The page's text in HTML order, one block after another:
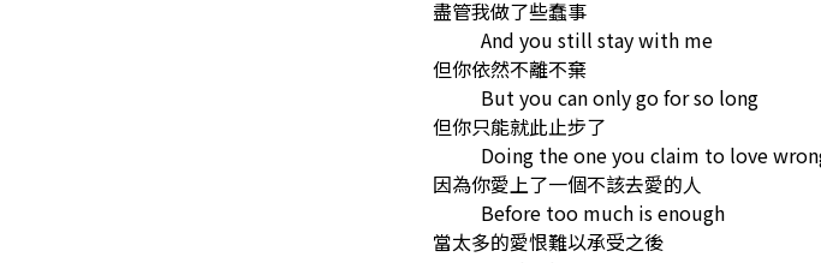
盡管我做了些蠢事
And you still stay with me
但你依然不離不棄
But you can only go for so long
但你只能就此止步了
Doing the one you claim to love
因為你愛上了一個不該去愛的人
Before too much is enough
當太多的愛恨難以承受之後